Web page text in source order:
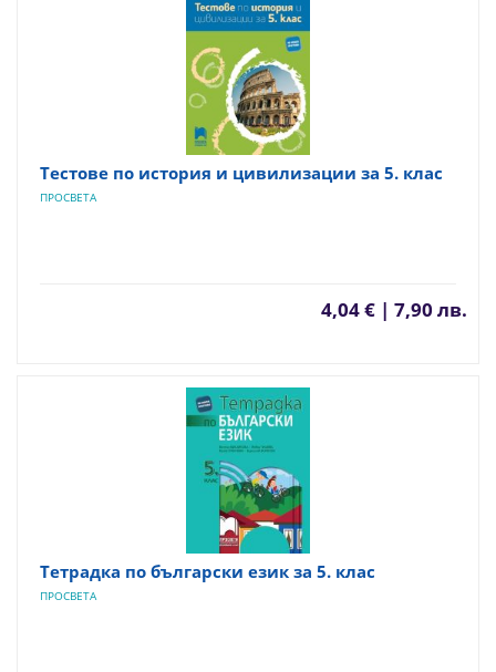
Тестове по история и цивилизации за 5. клас
ПРОСВЕТА
4,04 € | 7,90 лв.
Тетрадка по български език за 5. клас
ПРОСВЕТА